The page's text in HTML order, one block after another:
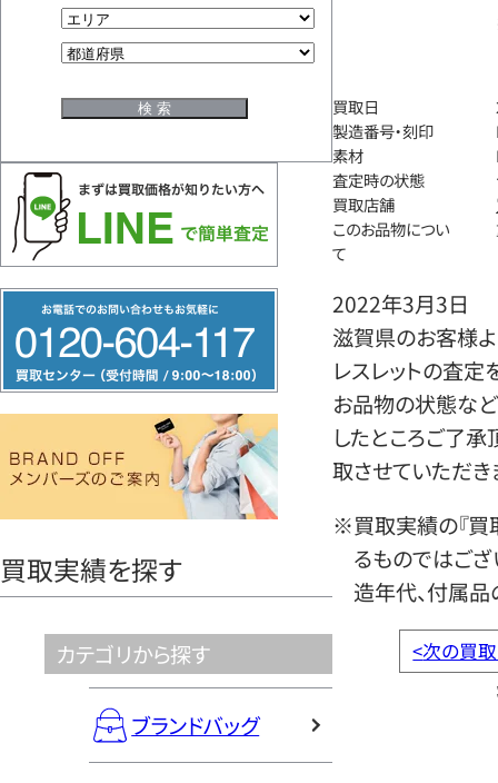
リ
ー
ヤ
買取実績を探す
カテゴリから探す
ブランドバッグ
買取日
製造番号・刻印
素材
査定時の状態
買取店舗
このお品物につい
て
2022年3月3日
滋賀県のお客様
レスレットの査定
お品物の状態など
したところご了
取させていただき
※買取実績の『買
るものではござ
造年代、付属品
<次の買